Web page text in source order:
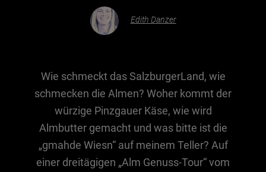
Nachhaltigkeit
Kunst & Kultur
Brauchtum
Edith Danzer
Wie schmeckt das SalzburgerLand, wie
schmecken die Almen? Woher kommt der
würzige Pinzgauer Käse, wie wird
Almbutter gemacht und was bitte ist die
„gmahde Wiesn“ auf meinem Teller? Auf
einer dreitägigen „Alm Genuss-Tour“ vom